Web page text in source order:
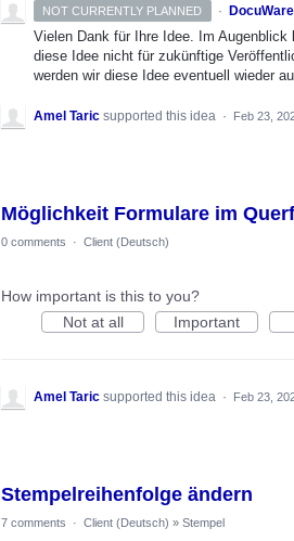
NOT CURRENTLY PLANNED ·
Vielen Dank für Ihre Idee. Im
diese Idee nicht für zukünftige
werden wir diese Idee eventuell wieder
Amel Taric supported this idea · Feb 23,
Möglichkeit Formulare im
0 comments · Client (Deutsch)
How important is this to you?
Not at all
Important
Amel Taric supported this idea · Feb 23,
Stempelreihenfolge ändern
7 comments · Client (Deutsch) » Stempel